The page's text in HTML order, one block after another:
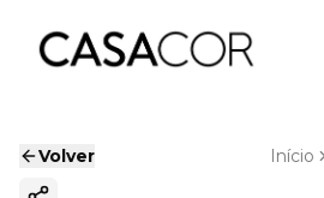
Volver Início